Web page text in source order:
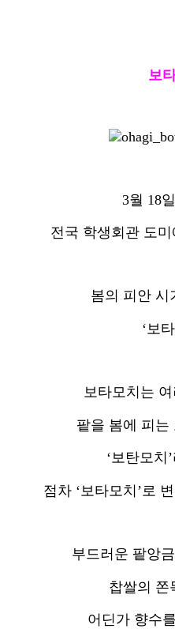
보
3월 18
전국 학생회관 도
봄의 피안 시
‘보
보타모치는
팥을 봄에 피는
‘보탄모치
점차 ‘보타모치’로
부드러운 팥앙
찹쌀의 쫀
어딘가 향수